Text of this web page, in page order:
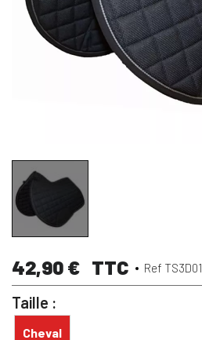
42,90 € TTC Ref TS3D01
Taille :
Cheval